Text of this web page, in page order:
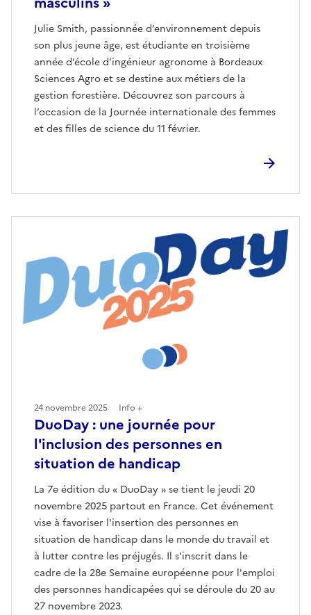
Julie Smith, passionnée d’environnement depuis
son plus jeune âge, est étudiante en troisième
année d’école d’ingénieur agronome à Bordeaux
Sciences Agro et se destine aux métiers de la
gestion forestière. Découvrez son parcours à
l’occasion de la Journée internationale des femmes
et des filles de science du 11 février.
DuoDay : une journée pour
l'inclusion des personnes en
situation de handicap
La 7e édition du « DuoDay » se tient le jeudi 20
novembre 2025 partout en France. Cet événement
vise à favoriser l'insertion des personnes en
situation de handicap dans le monde du travail et
à lutter contre les préjugés. Il s'inscrit dans le
cadre de la 28e Semaine européenne pour l'emploi
des personnes handicapées qui se déroule du 20 au
27 novembre 2023.
24 novembre 2025 Info +